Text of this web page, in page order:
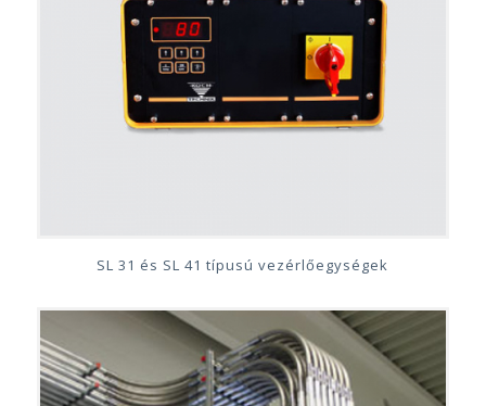
SL 31 és SL 41 típusú vezérlőegységek